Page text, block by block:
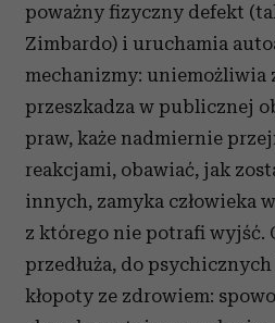
poważny fizyczny defekt
Zimbardo) i uruchamia
mechanizmy: uniemożliwia
przeszkadza w publicznej
praw, każe nadmiernie
reakcjami, obawiać, jak
innych, zamyka człowieka
z którego nie potrafi wyjść.
przedłuża, do
kłopoty ze zdrowiem: